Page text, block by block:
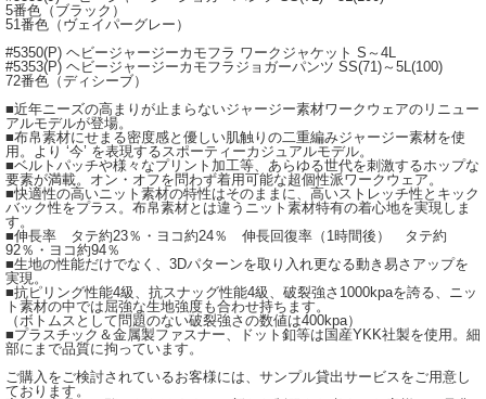
5番色（ブラック）
51番色（ヴェイパーグレー）
#5350(P) ヘビージャージーカモフラ ワークジャケット S～4L
#5353(P) ヘビージャージーカモフラジョガーパンツ SS(71)～5L(100)
72番色（ディシーブ）
■近年ニーズの高まりが止まらないジャージー素材ワークウェアのリニュー
アルモデルが登場。
■布帛素材にせまる密度感と優しい肌触りの二重編みジャージー素材を使
用。より ‘今’ を表現するスポーティーカジュアルモデル。
■ベルトパッチや様々なプリント加工等、あらゆる世代を刺激するホップな
要素が満載。オン・オフを問わず着用可能な超個性派ワークウェア。
■快適性の高いニット素材の特性はそのままに、高いストレッチ性とキック
バック性をプラス。布帛素材とは違うニット素材特有の着心地を実現しま
す。
■伸長率 タテ約23％・ヨコ約24％ 伸長回復率（1時間後） タテ約
92％・ヨコ約94％
■生地の性能だけでなく、3Dパターンを取り入れ更なる動き易さアップを
実現。
■抗ピリング性能4級、抗スナッグ性能4級、破裂強さ1000kpaを誇る、ニッ
ト素材の中では屈強な生地強度も合わせ持ちます。
（ボトムスとして問題のない破裂強さの数値は400kpa）
■プラスチック＆金属製ファスナー、ドット釦等は国産YKK社製を使用。細
部にまで品質に拘っています。
ご購入をご検討されているお客様には、サンプル貸出サービスをご用意し
ております。